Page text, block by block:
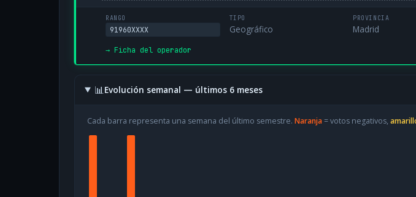
RANGO
91960XXXX
TIPO
Geográfico
PROVINCIA
Madrid
→ Ficha del operador
📊Evolución semanal — últimos 6 meses
Cada barra representa una semana del último semestre. Naranja= votos negativos,